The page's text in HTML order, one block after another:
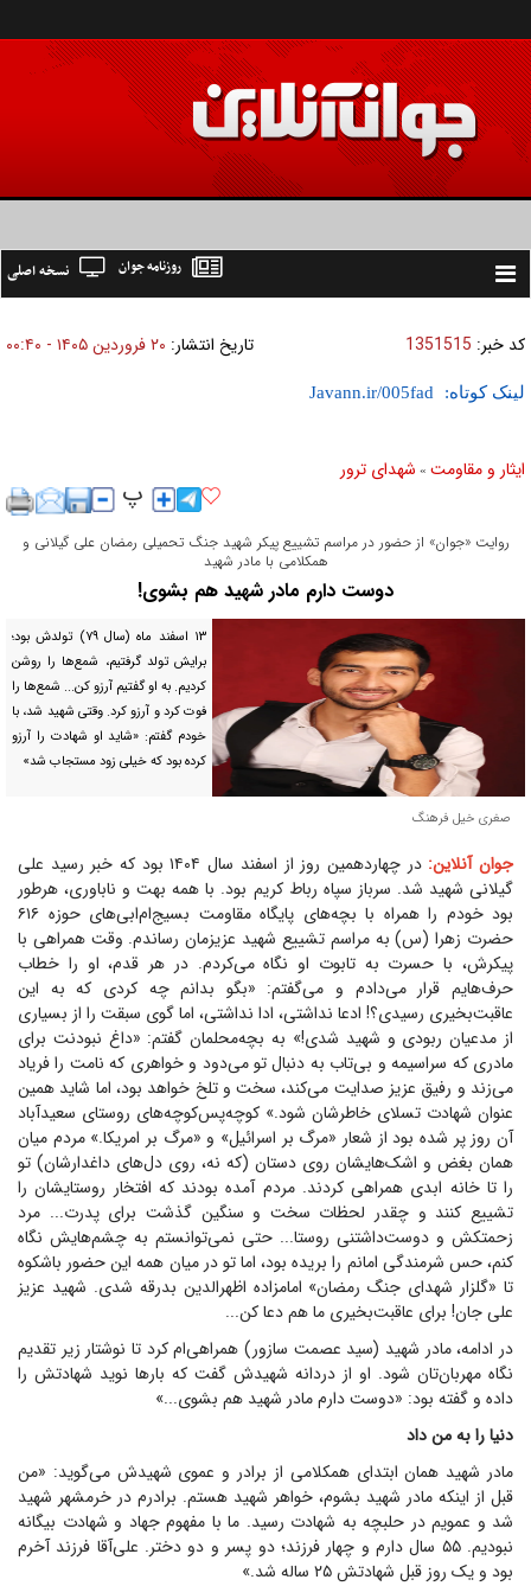
Toggle
نسخه اصلی روزنامه جوان
کد خبر: 1351515 تاریخ انتشار: ۲۰ فروردين ۱۴۰۵ - ۰۰:۴۰
لینک کوتاه:
ایثار و مقاومت » شهدای ترور
روایت «جوان» از حضور در مراسم تشییع پیکر شهید جنگ تحمیلی رمضان علی گیلانی و
همکلامی با مادر شهید
دوست دارم مادر شهید هم بشوی!
۱۳ اسفند ماه (سال ۷۹) تولدش بود؛
برایش تولد گرفتیم، شمع‌ها را روشن
کردیم. به او گفتیم آرزو کن... شمع‌ها را
فوت کرد و آرزو کرد. وقتی شهید شد، با
خودم گفتم: «شاید او شهادت را آرزو
کرده بود که خیلی زود مستجاب شد»
صغری خیل فرهنگ
جوان آنلاین:
در چهاردهمین روز از اسفند سال ۱۴۰۴ بود که خبر رسید علی
گیلانی شهید شد. سرباز سپاه رباط کریم بود. با همه بهت و ناباوری، هرطور
بود خودم را همراه با بچه‌های پایگاه مقاومت بسیج‌ام‌ابی‌های حوزه ۶۱۶
حضرت زهرا (س) به مراسم تشییع شهید عزیزمان رساندم. وقت همراهی با
پیکرش، با حسرت به تابوت او نگاه می‌کردم. در هر قدم، او را خطاب
حرف‌هایم قرار می‌دادم و می‌گفتم: «بگو بدانم چه کردی که به این
عاقبت‌بخیری رسیدی؟! ادعا نداشتی، ادا نداشتی، اما گوی سبقت را از بسیاری
از مدعیان ربودی و شهید شدی!» به بچه‌محلمان گفتم: «داغ نبودنت برای
مادری که سراسیمه و بی‌تاب به دنبال تو می‌دود و خواهری که نامت را فریاد
می‌زند و رفیق عزیز صدایت می‌کند، سخت و تلخ خواهد بود، اما شاید همین
عنوان شهادت تسلای خاطرشان شود.» کوچه‌پس‌کوچه‌های روستای سعیدآباد
آن روز پر شده بود از شعار «مرگ بر اسرائیل» و «مرگ بر امریکا.» مردم میان
همان بغض و اشک‌هایشان روی دستان (که نه، روی دل‌های داغدارشان) تو
را تا خانه ابدی همراهی کردند. مردم آمده بودند که افتخار روستایشان را
تشییع کنند و چقدر لحظات سخت و سنگین گذشت برای پدرت... مرد
زحمتکش و دوست‌داشتنی روستا... حتی نمی‌توانستم به چشم‌هایش نگاه
کنم، حس شرمندگی امانم را بریده بود، اما تو در میان همه این حضور باشکوه
تا «گلزار شهدای جنگ رمضان» امامزاده اظهرالدین بدرقه شدی. شهید عزیز
علی جان! برای عاقبت‌بخیری ما هم دعا کن...
در ادامه، مادر شهید (سید عصمت سازور) همراهی‌ام کرد تا نوشتار زیر تقدیم
نگاه مهربان‌تان شود. او از دردانه شهیدش گفت که بار‌ها نوید شهادتش را
داده و گفته بود: «دوست دارم مادر شهید هم بشوی...»
دنیا را به من داد
مادر شهید همان ابتدای همکلامی از برادر و عموی شهیدش می‌گوید: «من
قبل از اینکه مادر شهید بشوم، خواهر شهید هستم. برادرم در خرمشهر شهید
شد و عمویم در حلبچه به شهادت رسید. ما با مفهوم جهاد و شهادت بیگانه
نبودیم. ۵۵ سال دارم و چهار فرزند؛ دو پسر و دو دختر. علی‌آقا فرزند آخرم
بود و یک روز قبل شهادتش ۲۵ ساله شد.»